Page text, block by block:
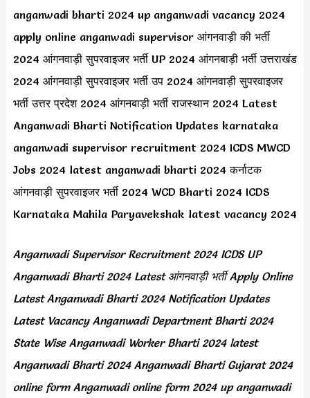
anganwadi bharti 2024 up anganwadi vacancy 2024
apply online anganwadi supervisor आंगनवाड़ी की भर्ती
2024 आंगनवाड़ी सुपरवाइजर भर्ती UP 2024 आंगनबाड़ी भर्ती उत्तराखंड
2024 आंगनवाड़ी सुपरवाइजर भर्ती उप 2024 आंगनवाड़ी सुपरवाइजर
भर्ती उत्तर प्रदेश 2024 आंगनबाड़ी भर्ती राजस्थान 2024 Latest
Anganwadi Bharti Notification Updates karnataka
anganwadi supervisor recruitment 2024 ICDS MWCD
Jobs 2024 latest anganwadi bharti 2024 कर्नाटक
आंगनवाड़ी सुपरवाइजर भर्ती 2024 WCD Bharti 2024 ICDS
Karnataka Mahila Paryavekshak latest vacancy 2024
Anganwadi Supervisor Recruitment 2024 ICDS UP
Anganwadi Bharti 2024 Latest आंगनवाड़ी भर्ती Apply Online
Latest Anganwadi Bharti 2024 Notification Updates
Latest Vacancy Anganwadi Department Bharti 2024
State Wise Anganwadi Worker Bharti 2024 latest
Anganwadi Bharti 2024 Anganwadi Bharti Gujarat 2024
online form Anganwadi online form 2024 up anganwadi